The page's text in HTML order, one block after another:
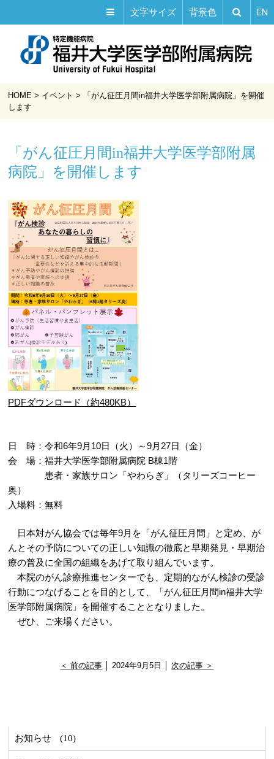
文字サイズ 背景色 EN
HOME > イベント >
「がん征圧月間in福井大学医学部附属病院」を開催
します
「がん征圧月間in福井大学医学部附属
病院」を開催します
PDFダウンロード（約480KB）
日 時：令和6年9月10日（火）～9月27日（金）
会 場：福井大学医学部附属病院 B棟1階
患者・家族サロン「やわらぎ」（タリーズコーヒー
奥）
入場料：無料
日本対がん協会では毎年9月を「がん征圧月間」と定め、が
んとその予防についての正しい知識の徹底と早期発見・早期治
療の普及に全国の組織をあげて取り組んでいます。
本院のがん診療推進センターでも、定期的ながん検診の受診
行動につなげることを目的として、「がん征圧月間in福井大学
医学部附属病院」を開催することとなりました。
ぜひ、ご来場ください。
＜ 前の記事 │ 2024年9月5日 │次の記事 ＞
お知らせ (10)